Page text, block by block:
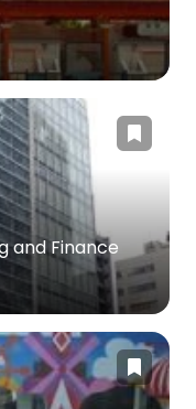
and Finance